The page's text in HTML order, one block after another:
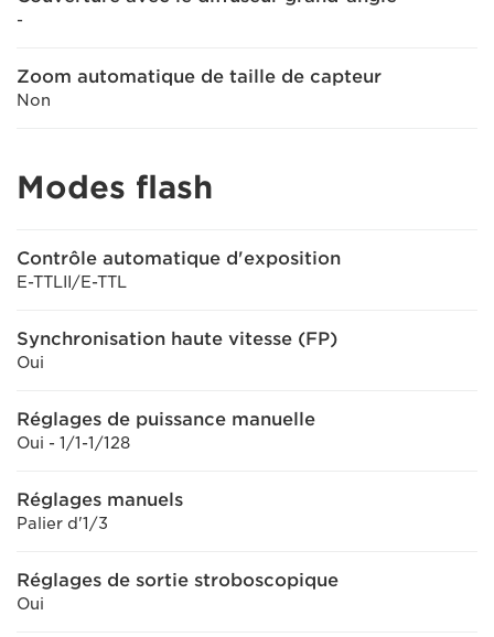
-
Zoom automatique de taille de capteur
Non
Modes flash
Contrôle automatique d'exposition
E-TTLII/E-TTL
Synchronisation haute vitesse (FP)
Oui
Réglages de puissance manuelle
Oui - 1/1-1/128
Réglages manuels
Palier d'1/3
Réglages de sortie stroboscopique
Oui